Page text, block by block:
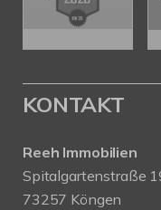
KONTAKT
Reeh Immobilien
Spitalgartenstraße
73257 Köngen